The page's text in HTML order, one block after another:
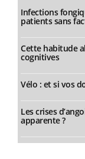
Infections
patients sans
Cette habitude
cognitives
Vélo : et si vos
Les crises
apparente ?